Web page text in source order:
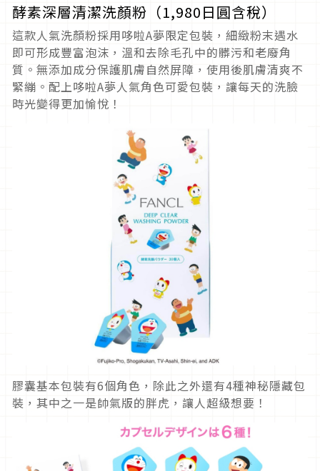
酵素深層清潔洗顏粉（1,980日圓含稅）
這款人氣洗顏粉採用哆啦A夢限定包裝，細緻粉末遇水
即可形成豐富泡沫，溫和去除毛孔中的髒污和老廢角
質。無添加成分保護肌膚自然屏障，使用後肌膚清爽不
緊繃。配上哆啦A夢人氣角色可愛包裝，讓每天的洗臉
時光變得更加愉悅！
膠囊基本包裝有6個角色，除此之外還有4種神秘隱藏包
裝，其中之一是帥氣版的胖虎，讓人超級想要！